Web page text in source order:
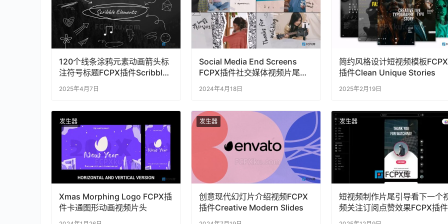
120个线条涂鸦元素动画箭头标
注符号标题FCPX插件Scribble
Elements
2025年4月7日
Social Media End Screens
FCPX插件社交媒体视频片尾介
2024年4月18日
简约风格设计短视频模板FCPX
插件Clean Unique Stories
2025年2月19日
发生器
Xmas Morphing Logo FCPX插
件卡通图形动画视频片头
发生器
创意现代幻灯片介绍视频FCPX
插件Creative Modern Slides
发生器
短视频制作片尾引导看下一个
频关注订阅点赞效果FCPX插件